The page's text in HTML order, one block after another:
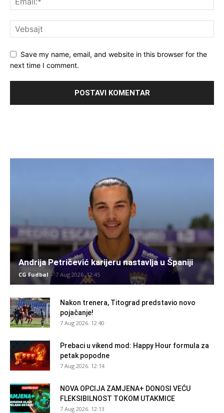
Save my name, email, and website in this browser for the
next time I comment.
Andrija Petričević karijeru nastavlja u Španiji
CG Fudbal - 7 Aug 2026. 12:45
Nakon trenera, Titograd predstavio novo
pojačanje!
7 Aug 2026. 12:40
Prebaci u vikend mod: Happy Hour formula za
petak popodne
7 Aug 2026. 12:14
NOVA OPCIJA ZAMJENA+ DONOSI VEĆU
FLEKSIBILNOST TOKOM UTAKMICE
7 Aug 2026. 12:13